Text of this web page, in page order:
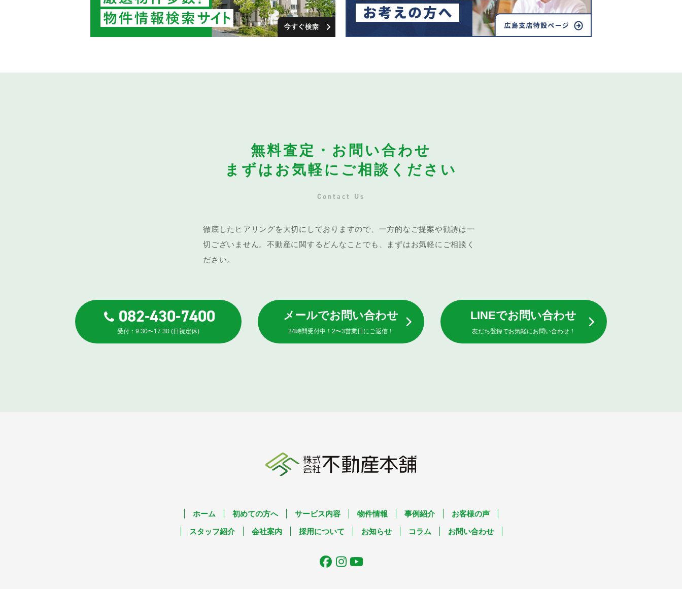
無料査定・お問い合わせ
まずはお気軽にご相談ください
Contact Us
徹底したヒアリングを大切にしておりますので、一方的なご提案や勧誘は一
切ございません。不動産に関するどんなことでも、まずはお気軽にご相談く
ださい。
082-430-7400
受付：9:30〜17:30 (日祝定休)
メールでお問い合わせ
24時間受付中！2〜3営業日にご返信！
LINEでお問い合わせ
友だち登録でお気軽にお問い合わせ！
ホーム 初めての方へ サービス内容 物件情報 事例紹介 お客様の声
スタッフ紹介 会社案内 採用について お知らせ コラム お問い合わせ